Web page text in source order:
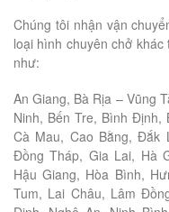
Chúng tôi nhận vận
loại hình chuyên chở
như:
An Giang, Bà Rịa – Vũng
Ninh, Bến Tre, Bình Định,
Cà Mau, Cao Bằng, Đắk
Đồng Tháp, Gia Lai, Hà
Hậu Giang, Hòa Bình,
Tum, Lai Châu, Lâm